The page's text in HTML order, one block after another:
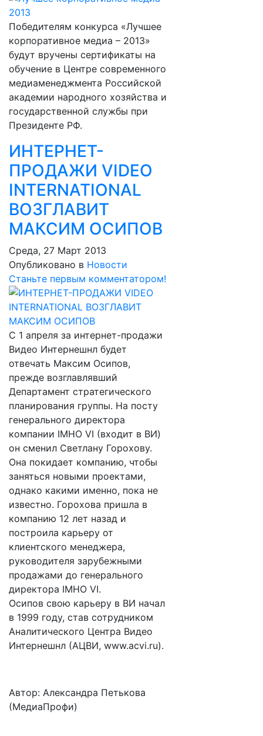
Победителям конкурса «Лучшее
корпоративное медиа – 2013»
будут вручены сертификаты на
обучение в Центре современного
медиаменеджмента Российской
академии народного хозяйства и
государственной службы при
Президенте РФ.
ИНТЕРНЕТ-
ПРОДАЖИ VIDEO
INTERNATIONAL
ВОЗГЛАВИТ
МАКСИМ ОСИПОВ
Среда, 27 Март 2013
Опубликовано в Новости
Станьте первым комментатором!
С 1 апреля за интернет-продажи
Видео Интернешнл будет
отвечать Максим Осипов,
прежде возглавлявший
Департамент стратегического
планирования группы. На посту
генерального директора
компании IMHO VI (входит в ВИ)
он сменил Светлану Горохову.
Она покидает компанию, чтобы
заняться новыми проектами,
однако какими именно, пока не
известно. Горохова пришла в
компанию 12 лет назад и
построила карьеру от
клиентского менеджера,
руководителя зарубежными
продажами до генерального
директора IMHO VI.
Осипов свою карьеру в ВИ начал
в 1999 году, став сотрудником
Аналитического Центра Видео
Интернешнл (АЦВИ, www.acvi.ru).
Автор: Александра Петькова
(МедиаПрофи)